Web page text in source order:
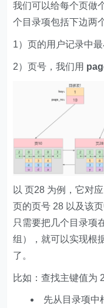
我们可以给每个页做
个目录项包括下边两
1）页的用户记录中
2）页号，我们用
以 页28 为例，它对
页的页号 28 以及该
只需要把几个目录项
组），就可以实现根
了。
比如：查找主键值为
先从目录项中